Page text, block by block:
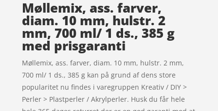
Møllemix, ass. farver,
diam. 10 mm, hulstr. 2
mm, 700 ml/ 1 ds., 385 g
med prisgaranti
Møllemix, ass. farver, diam. 10 mm, hulstr. 2 mm,
700 ml/ 1 ds., 385 g kan på grund af dens store
popularitet nu findes i varegruppen Kreativ / DIY >
Perler > Plastperler / Akrylperler. Husk du får hele